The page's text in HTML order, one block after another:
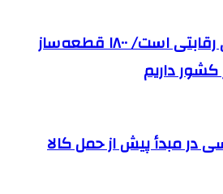
بازار قطعه‌سازی رقابتی است/ ۱۸۰۰ قطعه‌ساز
داریم
در مبدأ پیش از حمل کالا